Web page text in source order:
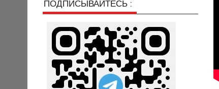
ПОДПИСЫВАЙТЕСЬ :